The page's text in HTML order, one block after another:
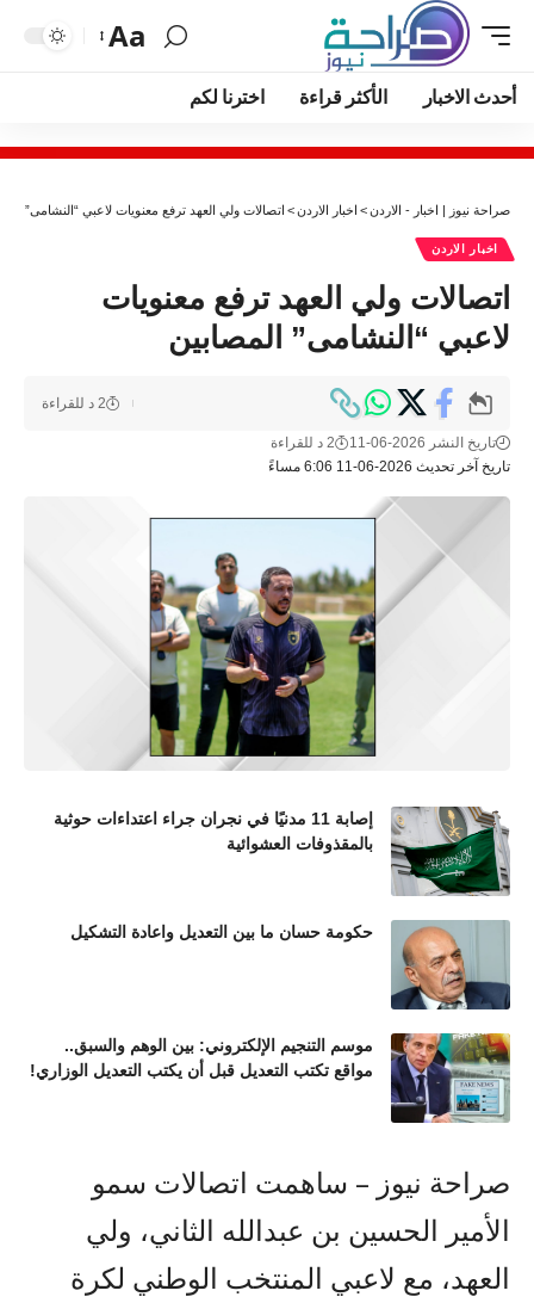
Aa
أحدث الاخبار الأكثر قراءة اخترنا لكم
صراحة نيوز | اخبار - الاردن> اخبار الاردن> اتصالات ولي العهد ترفع معنويات لاعبي “النشامى”
اخبار الاردن
اتصالات ولي العهد ترفع معنويات
لاعبي “النشامى” المصابين
تاريخ آخر تحديث 2026-06-11 6:06 مساءً
تاريخ النشر 2026-06-11 2 د للقراءة
2 د للقراءة
إصابة 11 مدنيًا في نجران جراء اعتداءات حوثية
بالمقذوفات العشوائية
حكومة حسان ما بين التعديل واعادة التشكيل
موسم التنجيم الإلكتروني: بين الوهم والسبق..
مواقع تكتب التعديل قبل أن يكتب التعديل الوزاري!
صراحة نيوز – ساهمت اتصالات سمو
الأمير الحسين بن عبدالله الثاني، ولي
العهد، مع لاعبي المنتخب الوطني لكرة